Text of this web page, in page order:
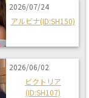
2026/07/24
アルビナ(ID:SH150)
2026/06/02
ビクトリア
(ID:SH107)